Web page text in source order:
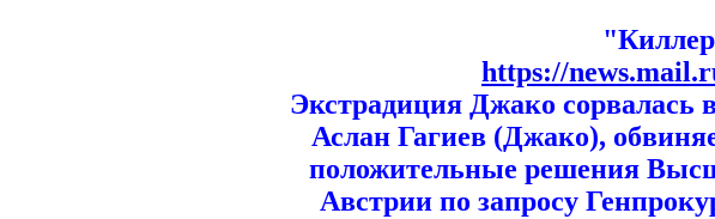
https://
Экстрадиция Джако сорвалась
Аслан Гагиев (Джако),
положительные решения
Австрии по запросу